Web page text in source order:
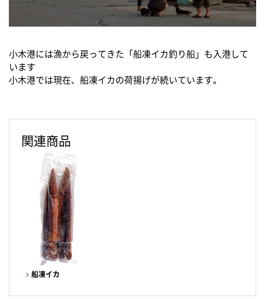
小木港には漁から戻ってきた「船凍イカ釣り船」も入港して
います
小木港では現在、船凍イカの荷揚げが続いています。
関連商品
船凍イカ